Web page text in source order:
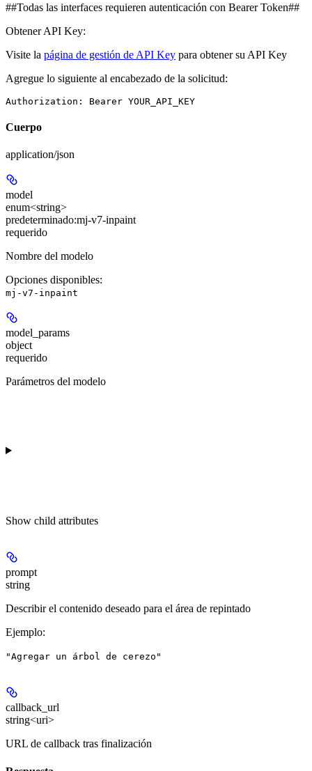
##Todas las interfaces requieren autenticación con Bearer Token##
Obtener API Key:
Visite la página de gestión de API Key para obtener su API Key
Agregue lo siguiente al encabezado de la solicitud:
Authorization: Bearer YOUR_API_KEY
Cuerpo
application/json
model
enum<string>
predeterminado:mj-v7-inpaint
requerido
Nombre del modelo
Opciones disponibles:
mj-v7-inpaint
model_params
object
requerido
Parámetros del modelo
Show child attributes
prompt
string
Describir el contenido deseado para el área de repintado
Ejemplo:
"Agregar un árbol de cerezo"
callback_url
string<uri>
URL de callback tras finalización